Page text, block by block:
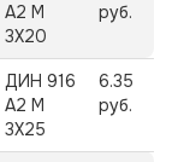
А2 M
3X20
руб.
ДИН 916
А2 M
3X25
6.35
руб.